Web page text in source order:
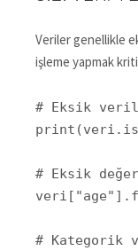
Veriler genellikle
işleme yapmak
# Eksik
# Eksik
# Kategorik